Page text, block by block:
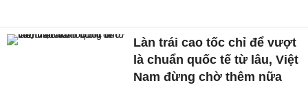
Làn trái cao tốc chỉ để vượt
là chuẩn quốc tế từ lâu, Việt
Nam đừng chờ thêm nữa